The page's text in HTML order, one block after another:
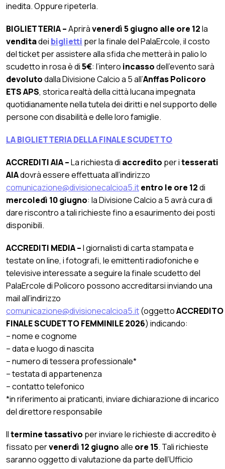
inedita. Oppure ripeterla.
BIGLIETTERIA –Apriràvenerdì 5 giugno alle ore 12la
venditadei biglietti per la finale del PalaErcole, il costo
del ticket per assistere alla sfida che metterà in palio lo
scudetto in rosa è di5€: l’intero incassodell’evento sarà
devolutodalla Divisione Calcio a 5 all’Anffas Policoro
ETS APS, storica realtà della città lucana impegnata
quotidianamente nella tutela dei diritti e nel supporto delle
persone con disabilità e delle loro famiglie.
LA BIGLIETTERIA DELLA FINALE SCUDETTO
ACCREDITI AIA –La richiesta di accredito per itesserati
AIAdovrà essere effettuata all’indirizzo
comunicazione@divisionecalcioa5.itentro le ore 12di
mercoledì 10 giugno: la Divisione Calcio a 5 avrà cura di
dare riscontro a tali richieste fino a esaurimento dei posti
disponibili.
ACCREDITI MEDIA –I giornalisti di carta stampata e
testate on line, i fotografi, le emittenti radiofoniche e
televisive interessate a seguire la finale scudetto del
PalaErcole di Policoro possono accreditarsi inviando una
mail all’indirizzo
comunicazione@divisionecalcioa5.it(oggettoACCREDITO
FINALE SCUDETTO FEMMINILE 2026) indicando:
– nome e cognome
– data e luogo di nascita
– numero di tessera professionale*
– testata di appartenenza
– contatto telefonico
*in riferimento ai praticanti, inviare dichiarazione di incarico
del direttore responsabile
Iltermine tassativo per inviare le richieste di accredito è
fissato pervenerdì 12 giugnoalle ore 15. Tali richieste
saranno oggetto di valutazione da parte dell’Ufficio